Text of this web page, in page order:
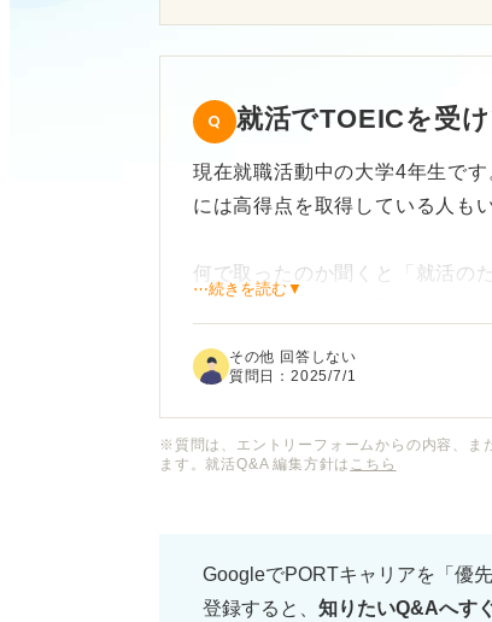
就活でTOEICを受
現在就職活動中の大学4年生で
には高得点を取得している人も
何で取ったのか聞くと「就活の
私はこれまでTOEICを受けたこ
就職で不利になることが多いの
⋯続きを読む▼
その他 回答しない
質問日：2025/7/1
※質問は、エントリーフォームからの内容、ま
ます。就活Q&A 編集方針は こちら
GoogleでPORTキャリアを「優
登録すると、 知りたいQ&Aへす